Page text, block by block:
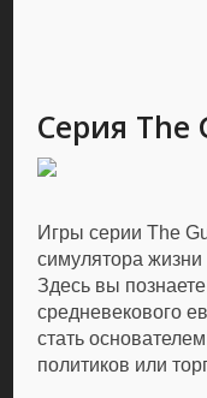
Серия The
Игры серии The
симулятора
Здесь вы
средневекового
стать
политиков или